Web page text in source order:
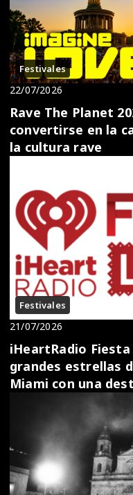
Festivales
22/07/2026
Rave The Planet
convertirse en la
la cultura rave
Festivales
21/07/2026
iHeartRadio
grandes estrellas
Miami con una